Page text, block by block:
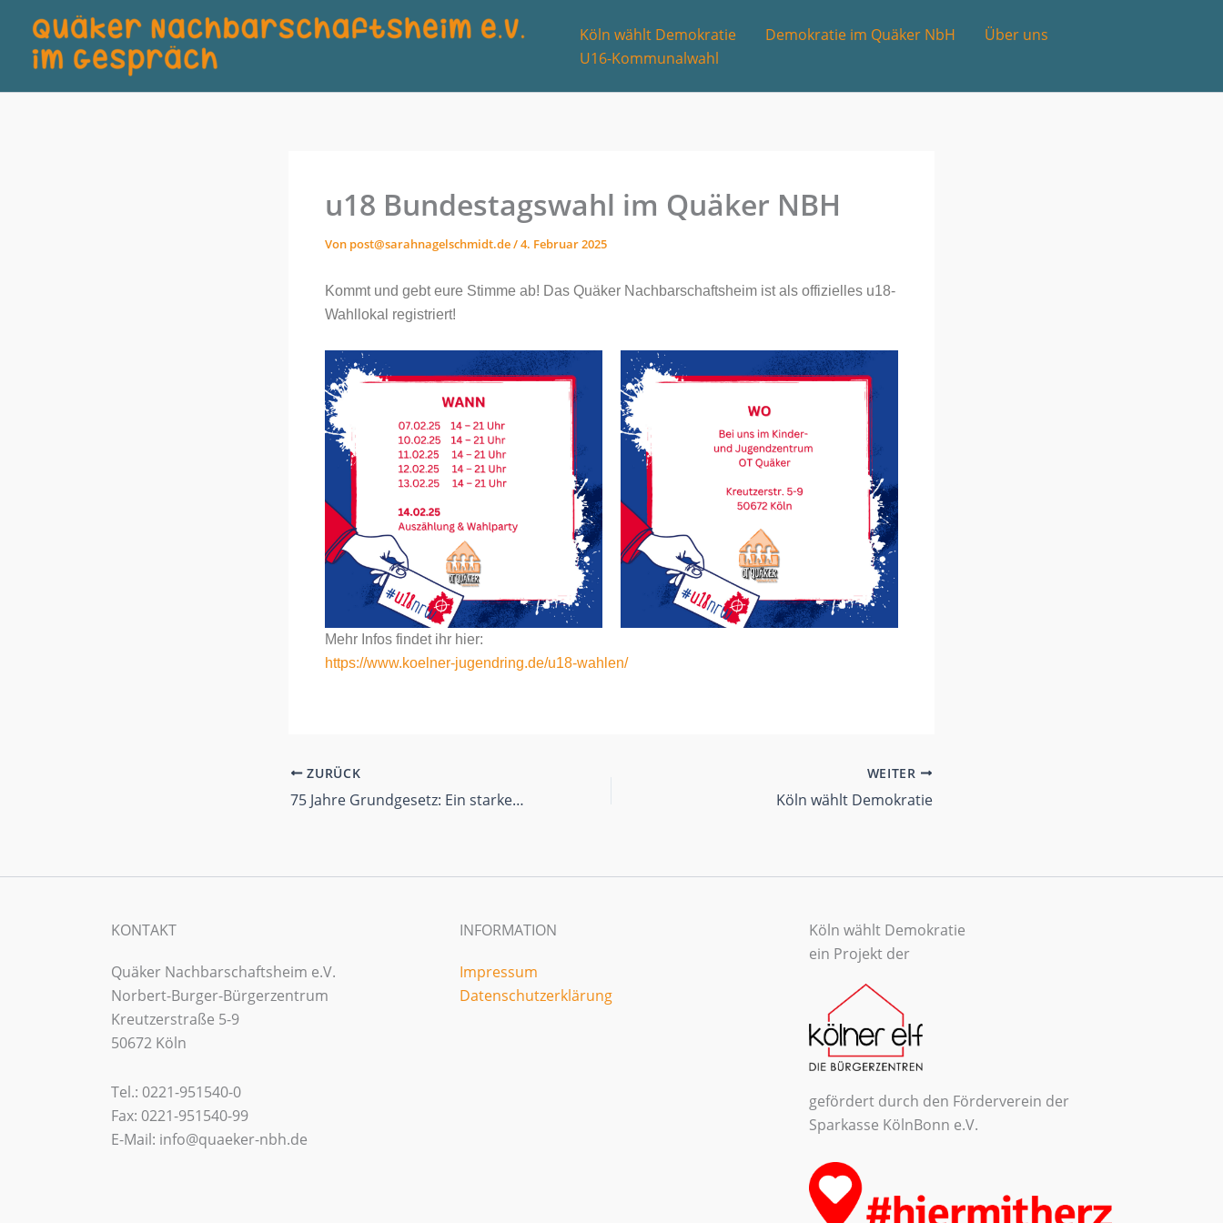
Inhalt
springen
Köln wählt Demokratie Demokratie im Quäker NbH
Über uns
U16-Kommunalwahl
u18 Bundestagswahl im Quäker NBH
Von post@sarahnagelschmidt.de/4. Februar 2025
Kommt und gebt eure Stimme ab! Das Quäker Nachbarschaftsheim ist als offizielles u18-
Wahllokal registriert!
Mehr Infos findet ihr hier:
https://www.koelner-jugendring.de/u18-wahlen/
ZURÜCK
75 Jahre Grundgesetz: Ein starkes Fundament für die Zukunft
WEITER
Köln wählt Demokratie
KONTAKT
Quäker Nachbarschaftsheim e.V.
Norbert-Burger-Bürgerzentrum
Kreutzerstraße 5-9
50672 Köln
Tel.: 0221-951540-0
Fax: 0221-951540-99
E-Mail: info@quaeker-nbh.de
INFORMATION
Impressum
Datenschutzerklärung
Köln wählt Demokratie
ein Projekt der
gefördert durch den Förderverein der
Sparkasse KölnBonn e.V.